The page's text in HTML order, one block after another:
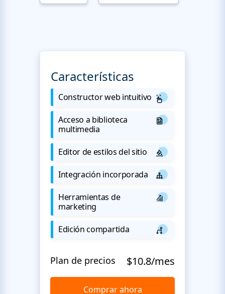
Características
Constructor web intuitivo
Acceso a biblioteca
multimedia
Editor de estilos del sitio
Integración incorporada
Herramientas de
marketing
Edición compartida
Plan de precios $10.8/mes
Comprar ahora